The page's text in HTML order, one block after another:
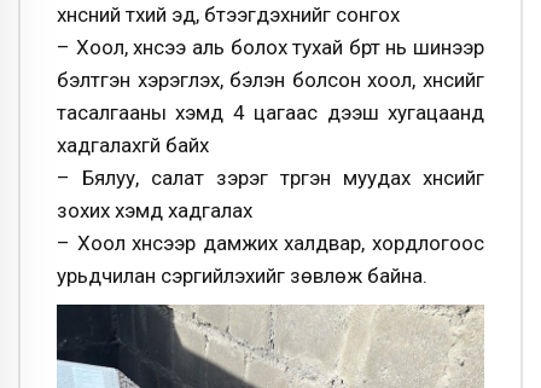
хүнсний түүхий эд, бүтээгдэхүүнийг сонгох
– Хоол, хүнсээ аль болох тухай бүрт нь шинээр
бэлтгэн хэрэглэх, бэлэн болсон хоол, хүнсийг
тасалгааны хэмд 4 цагаас дээш хугацаанд
хадгалахгүй байх
– Бялуу, салат зэрэг түргэн муудах хүнсийг
зохих хэмд хадгалах
– Хоол хүнсээр дамжих халдвар, хордлогоос
урьдчилан сэргийлэхийг зөвлөж байна.